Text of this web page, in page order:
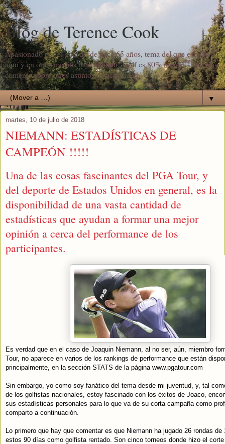
Blog de Terence Cook
Apasionado por el golf desde hace 65 años, tema del que escribo
aquí y en otros medios bajo el título "Golf es 80% mental". Además
comento sobre otros asuntos de actualidad.
▼
martes, 10 de julio de 2018
NIEMANN: ESTADÍSTICAS DE
CAMPEÓN !!!!!
Una de las cosas fascinantes del PGA Tour, y
del deporte de Estados Unidos en general, es la
disponibilidad de una vasta cantidad de
estadísticas que ayudan a formar una mejor
opinión a cerca del performance de los
participantes.
Es verdad que en el caso de Joaquin Niemann, al no ser, aún, miembro
Tour, no aparece en varios de los rankings de performance que están
principalmente, en la sección STATS de la página www.pgatour.com
Sin embargo, yo como soy fanático del tema desde mi juventud, y, tal
de los golfistas nacionales, estoy fascinado con los éxitos de Joaco,
sus estadísticas personales para lo que va de su corta campaña como
comparto a continuación.
Lo primero que hay que comentar es que Niemann ha jugado 26 rondas de
estos 90 días como golfista rentado. Son cinco torneos donde hizo el